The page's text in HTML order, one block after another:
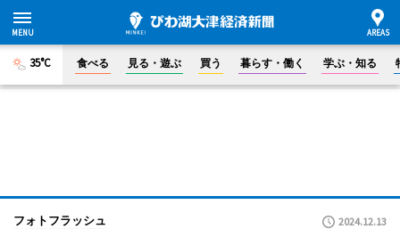
35°C 食べる 見る・遊ぶ 買う 暮らす・働く 学ぶ・知る
フォトフラッシュ 2024.12.13